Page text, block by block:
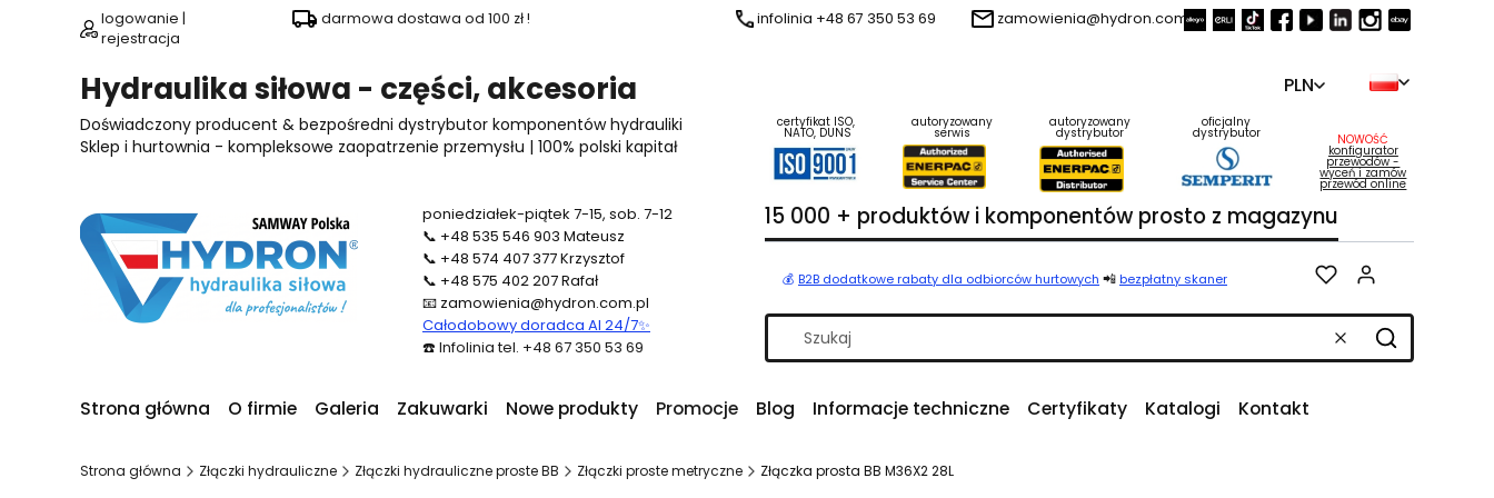
logowanie |
rejestracja
darmowa dostawa od 100 zł ! infolinia +48 67 350 53 69 zamowienia@hydron.com.pl
Hydraulika siłowa - części, akcesoria
Doświadczony producent & bezpośredni dystrybutor komponentów hydrauliki
Sklep i hurtownia - kompleksowe zaopatrzenie przemysłu | 100% polski kapitał
PLN
certyfikat ISO,
NATO, DUNS
autoryzowany
serwis
autoryzowany
dystrybutor
oficjalny
dystrybutor NOWOŚĆ
konfigurator
przewodów -
wyceń i zamów
przewód online
poniedziałek-piątek 7-15, sob. 7-12
📞 +48 535 546 903 Mateusz
📞 +48 574 407 377Krzysztof
📞 +48 575 402 207Rafał
📧 zamowienia@hydron.com.pl
Całodobowy doradca AI 24/7✨
☎️ Infolinia tel. +48 67 350 53 69
15 000 + produktów i komponentów prosto z magazynu
💰 B2B dodatkowe rabaty dla odbiorców hurtowych 📲 bezpłatny skaner
WyczyśćSzukaj
Strona główna O firmie Galeria Zakuwarki Nowe produkty Promocje Blog Informacje techniczne Certyfikaty Katalogi Kontakt
Strona główna Złączki hydrauliczne Złączki hydrauliczne proste BB Złączki proste metryczne Złączka prosta BB M36X2 28L